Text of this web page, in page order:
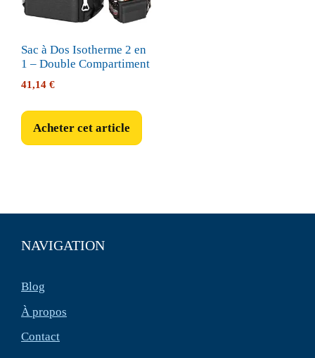
Sac à Dos Isotherme 2 en
1 – Double Compartiment
41,14 €
Acheter cet article
NAVIGATION
Blog
À propos
Contact